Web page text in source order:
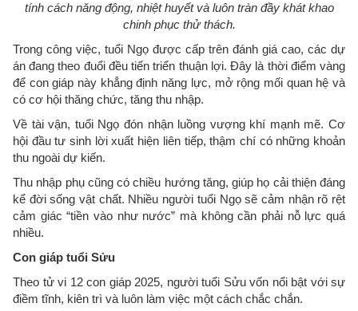
tính cách năng động, nhiệt huyết và luôn tràn đầy khát khao
chinh phục thử thách.
Trong công việc, tuổi Ngọ được cấp trên đánh giá cao, các dự
án đang theo đuổi đều tiến triển thuận lợi. Đây là thời điểm vàng
để con giáp này khẳng định năng lực, mở rộng mối quan hệ và
có cơ hội thăng chức, tăng thu nhập.
Về tài vận, tuổi Ngọ đón nhận luồng vượng khí mạnh mẽ. Cơ
hội đầu tư sinh lời xuất hiện liên tiếp, thậm chí có những khoản
thu ngoài dự kiến.
Thu nhập phụ cũng có chiều hướng tăng, giúp họ cải thiện đáng
kể đời sống vật chất. Nhiều người tuổi Ngọ sẽ cảm nhận rõ rệt
cảm giác “tiền vào như nước” mà không cần phải nỗ lực quá
nhiều.
Con giáp tuổi Sửu
Theo tử vi 12 con giáp 2025, người tuổi Sửu vốn nổi bật với sự
điềm tĩnh, kiên trì và luôn làm việc một cách chắc chắn.